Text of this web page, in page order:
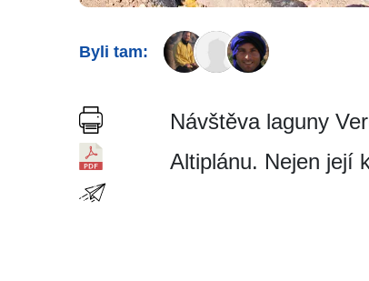
Byli tam:
Návštěva laguny
Altiplánu. Nejen její